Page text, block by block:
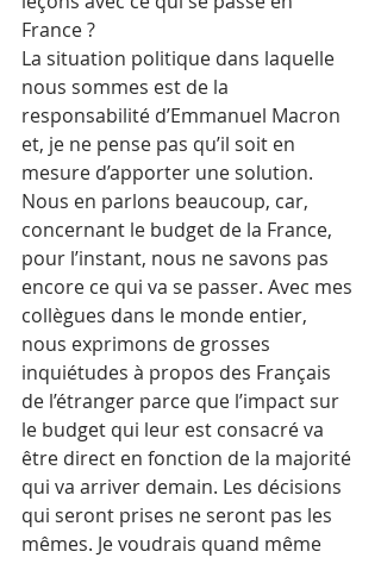
France ?
La situation politique dans laquelle
nous sommes est de la
responsabilité d’Emmanuel Macron
et, je ne pense pas qu’il soit en
mesure d’apporter une solution.
Nous en parlons beaucoup, car,
concernant le budget de la France,
pour l’instant, nous ne savons pas
encore ce qui va se passer. Avec mes
collègues dans le monde entier,
nous exprimons de grosses
inquiétudes à propos des Français
de l’étranger parce que l’impact sur
le budget qui leur est consacré va
être direct en fonction de la majorité
qui va arriver demain. Les décisions
qui seront prises ne seront pas les
mêmes. Je voudrais quand même